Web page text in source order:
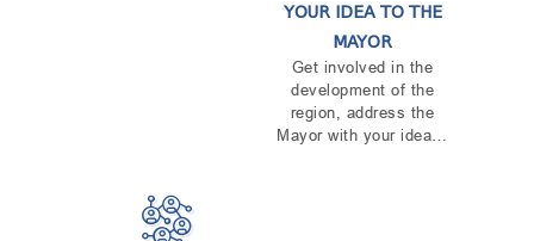
YOUR IDEA TO THE
MAYOR
Get involved in the
development of the
region, address the
Mayor with your idea…